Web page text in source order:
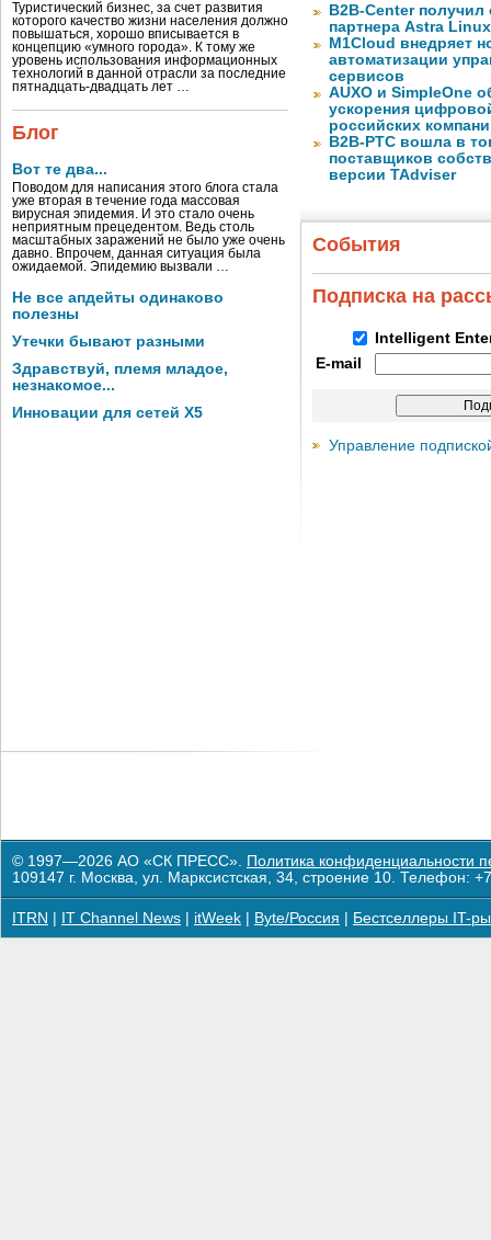
Туристический бизнес, за счет развития
которого качество жизни населения должно
повышаться, хорошо вписывается в
концепцию «умного города». К тому же
уровень использования информационных
технологий в данной отрасли за последние
пятнадцать-двадцать лет …
Блог
Вот те два...
Поводом для написания этого блога стала
уже вторая в течение года массовая
вирусная эпидемия. И это стало очень
неприятным прецедентом. Ведь столь
масштабных заражений не было уже очень
давно. Впрочем, данная ситуация была
ожидаемой. Эпидемию вызвали …
Не все апдейты одинаково
полезны
Утечки бывают разными
Здравствуй, племя младое,
незнакомое...
Инновации для сетей X5
B2B-Center получил
партнера Astra Linux
M1Cloud внедряет
автоматизации
сервисов
AUXO и SimpleOne
ускорения
российских
B2B-РТС вошла в
поставщиков
версии TAdviser
События
Подписка на
Intelligent
E-mail
Управление
© 1997—2026 АО «СК ПРЕСС». Политика конфиденциальности
109147 г. Москва, ул. Марксистская, 34, строение 10. Телефон:
ITRN IT Channel News itWeek Byte/Россия Бестселлеры IT-